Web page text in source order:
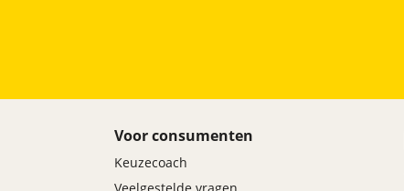
Voor consumenten
Keuzecoach